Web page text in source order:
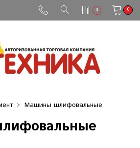
0 0
Машины шлифовальные